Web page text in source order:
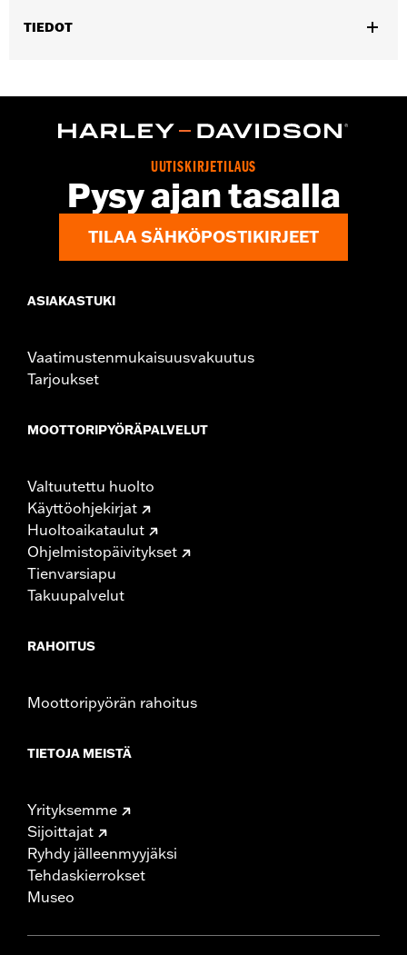
TIEDOT
Collection:Genuine Motorclothes
WARRANTY:90 day limited warranty – Go to www.h-
for full details
Technology:
Shop To Be:Cool
UUTISKIRJETILAUS
Pysy ajan tasalla
TILAA SÄHKÖPOSTIKIRJEET
ASIAKASTUKI
Vaatimustenmukaisuusvakuutus
Tarjoukset
MOOTTORIPYÖRÄPALVELUT
Valtuutettu huolto
Käyttöohjekirjat
Huoltoaikataulut
Ohjelmistopäivitykset
Tienvarsiapu
Takuupalvelut
RAHOITUS
Moottoripyörän rahoitus
TIETOJA MEISTÄ
Yrityksemme
Sijoittajat
Ryhdy jälleenmyyjäksi
Tehdaskierrokset
Museo